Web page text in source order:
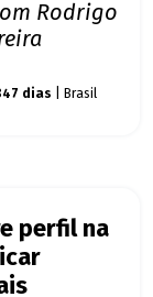
Rodrigo
dias | Brasil
perfil na